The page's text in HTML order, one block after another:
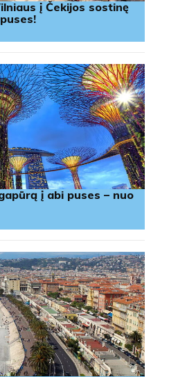
į Čekijos sostinę
į abi puses – nuo